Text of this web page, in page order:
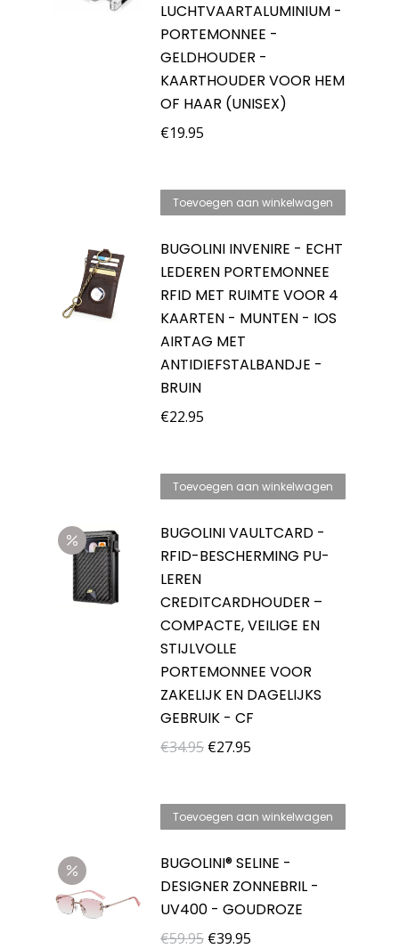
LUCHTVAARTALUMINIUM -
PORTEMONNEE -
GELDHOUDER -
KAARTHOUDER VOOR HEM
OF HAAR (UNISEX)
€19.95
Toevoegen aan winkelwagen
BUGOLINI INVENIRE - ECHT
LEDEREN PORTEMONNEE
RFID MET RUIMTE VOOR 4
KAARTEN - MUNTEN - IOS
AIRTAG MET
ANTIDIEFSTALBANDJE -
BRUIN
€22.95
Toevoegen aan winkelwagen
BUGOLINI VAULTCARD -
RFID-BESCHERMING PU-
LEREN
CREDITCARDHOUDER –
COMPACTE, VEILIGE EN
STIJLVOLLE
PORTEMONNEE VOOR
ZAKELIJK EN DAGELIJKS
GEBRUIK - CF
€34.95 Oorspronkelijke
€34.95.
€27.95
€27.95.
Toevoegen aan winkelwagen
BUGOLINI® SELINE -
DESIGNER ZONNEBRIL -
UV400 - GOUDROZE
€59.95 Oorspronkelijke
€39.95